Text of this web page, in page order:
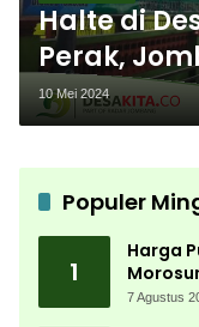
Halte di
Perak,
Perbaikan,
10 Mei 2024
Populer
1
Harga
Lewat
7 Agustus